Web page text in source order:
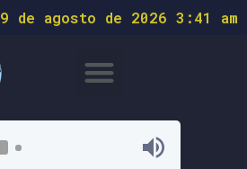
9 de agosto de 2026 3:41 am